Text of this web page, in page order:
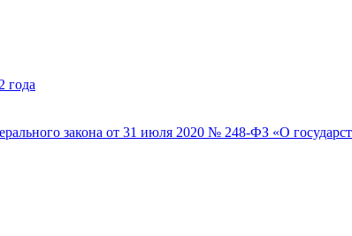
года
закона от 31 июля 2020 № 248-ФЗ «О